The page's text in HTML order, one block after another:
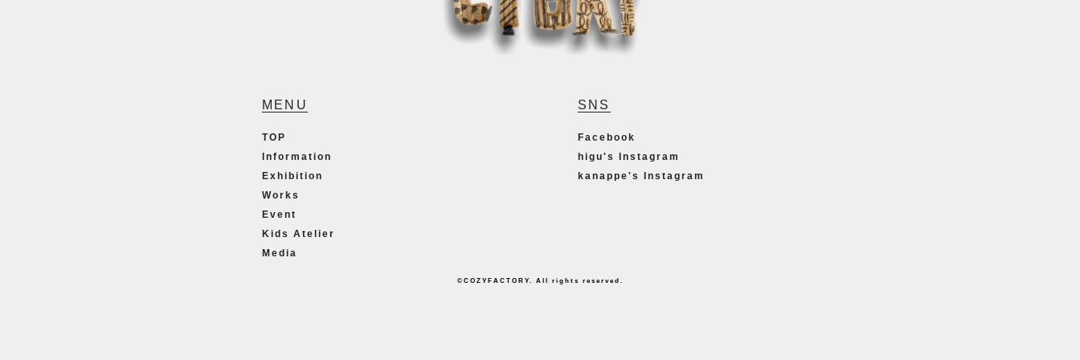
MENU
TOP
Information
Exhibition
Works
Event
Kids Atelier
Media
SNS
Facebook
higu's Instagram
kanappe's Instagram
©COZYFACTORY. All rights reserved.